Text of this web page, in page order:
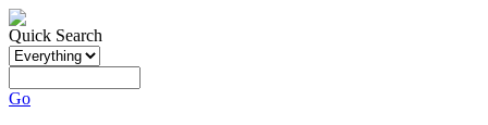
Quick Search
Go